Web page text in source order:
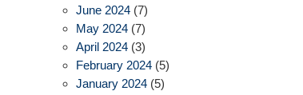
June 2024(7)
May 2024(7)
April 2024(3)
February 2024(5)
January 2024(5)